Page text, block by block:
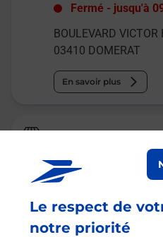
Le respect de
notre priorité
Fermé - jusqu'à
BOULEVARD VICTOR
03410 DOMERAT
En savoir plus
La Poste
MONTLUCON
jusqu'à
1 PLACE DANIELLE
03100 MONTLUCON